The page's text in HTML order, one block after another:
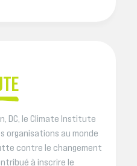
DC, le Climate Institute
organisations au monde
contre le changement
à inscrire le